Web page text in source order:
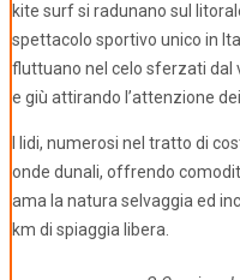
kite surf si radunano sul
spettacolo sportivo unico in
fluttuano nel celo sferzati dal
e giù attirando l’attenzione
I lidi, numerosi nel tratto di
onde dunali, offrendo
ama la natura selvaggia ed
km di spiaggia libera.